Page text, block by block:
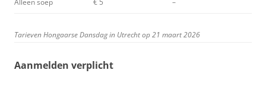
Alleen soep € 5 –
Tarieven Hongaarse Dansdag in Utrecht op 21 maart 2026
Aanmelden verplicht